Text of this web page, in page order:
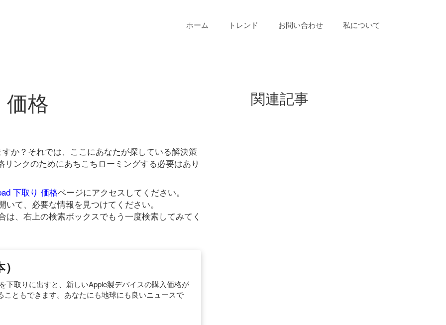
ホーム トレンド お問い合わせ 私について
格
か？それでは、ここにあなたが探している解決策
ンクのためにあちこちローミングする必要はあり
下取り 価格ページにアクセスしてください。
て、必要な情報を見つけてください。
は、右上の検索ボックスでもう一度検索してみてく
下取りに出すと、新しいApple製デバイスの購入価格が
ともできます。あなたにも地球にも良いニュースで
関連記事